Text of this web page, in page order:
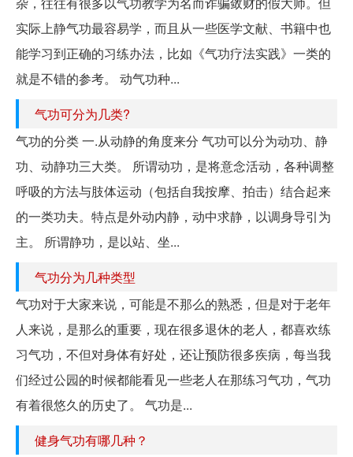
实际上静气功最容易学，而且从一些医学文献、书籍中也
能学习到正确的习练办法，比如《气功疗法实践》一类的
就是不错的参考。 动气功种...
气功可分为几类?
气功的分类 一.从动静的角度来分 气功可以分为动功、静
功、动静功三大类。 所谓动功，是将意念活动，各种调整
呼吸的方法与肢体运动（包括自我按摩、拍击）结合起来
的一类功夫。特点是外动内静，动中求静，以调身导引为
主。 所谓静功，是以站、坐...
气功分为几种类型
气功对于大家来说，可能是不那么的熟悉，但是对于老年
人来说，是那么的重要，现在很多退休的老人，都喜欢练
习气功，不但对身体有好处，还让预防很多疾病，每当我
们经过公园的时候都能看见一些老人在那练习气功，气功
有着很悠久的历史了。 气功是...
健身气功有哪几种？